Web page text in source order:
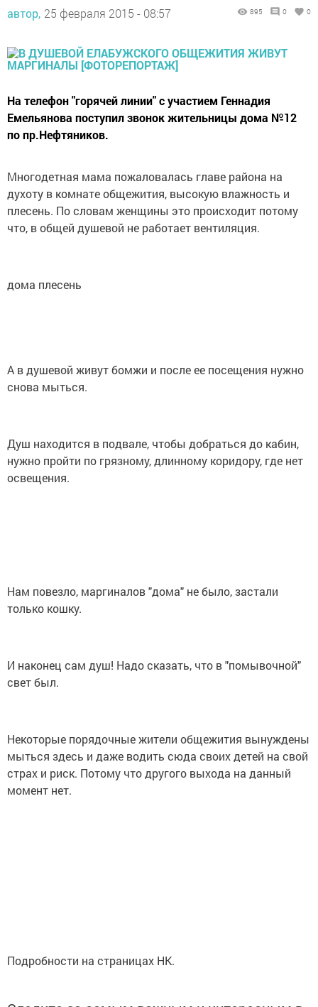
автор, 25 февраля 2015 - 08:57 895 0 0
На телефон "горячей линии" с участием Геннадия
Емельянова поступил звонок жительницы дома №12
по пр.Нефтяников.
Многодетная мама пожаловалась главе района на
духоту в комнате общежития, высокую влажность и
плесень. По словам женщины это происходит потому
что, в общей душевой не работает вентиляция.
дома плесень
А в душевой живут бомжи и после ее посещения нужно
снова мыться.
Душ находится в подвале, чтобы добраться до кабин,
нужно пройти по грязному, длинному коридору, где нет
освещения.
Нам повезло, маргиналов "дома" не было, застали
только кошку.
И наконец сам душ! Надо сказать, что в "помывочной"
свет был.
Некоторые порядочные жители общежития вынуждены
мыться здесь и даже водить сюда своих детей на свой
страх и риск. Потому что другого выхода на данный
момент нет.
Подробности на страницах НК.